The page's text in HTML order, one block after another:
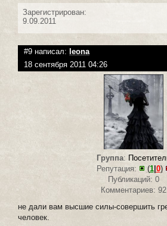
Зарегистрирован:
9.09.2011
#9 написал: leona
18 сентября 2011 04:26
Группа:
Репутация:
(1| 0)
Публикаций: 0
Комментариев: 92
не дали вам высшие силы-совершить
человек.